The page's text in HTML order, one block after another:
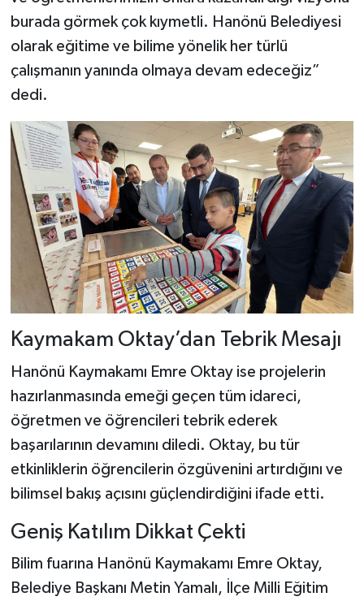
burada görmek çok kıymetli. Hanönü Belediyesi
olarak eğitime ve bilime yönelik her türlü
çalışmanın yanında olmaya devam edeceğiz”
dedi.
Kaymakam Oktay’dan Tebrik Mesajı
Hanönü Kaymakamı Emre Oktay ise projelerin
hazırlanmasında emeği geçen tüm idareci,
öğretmen ve öğrencileri tebrik ederek
başarılarının devamını diledi. Oktay, bu tür
etkinliklerin öğrencilerin özgüvenini artırdığını ve
bilimsel bakış açısını güçlendirdiğini ifade etti.
Geniş Katılım Dikkat Çekti
Bilim fuarına Hanönü Kaymakamı Emre Oktay,
Belediye Başkanı Metin Yamalı, İlçe Milli Eğitim